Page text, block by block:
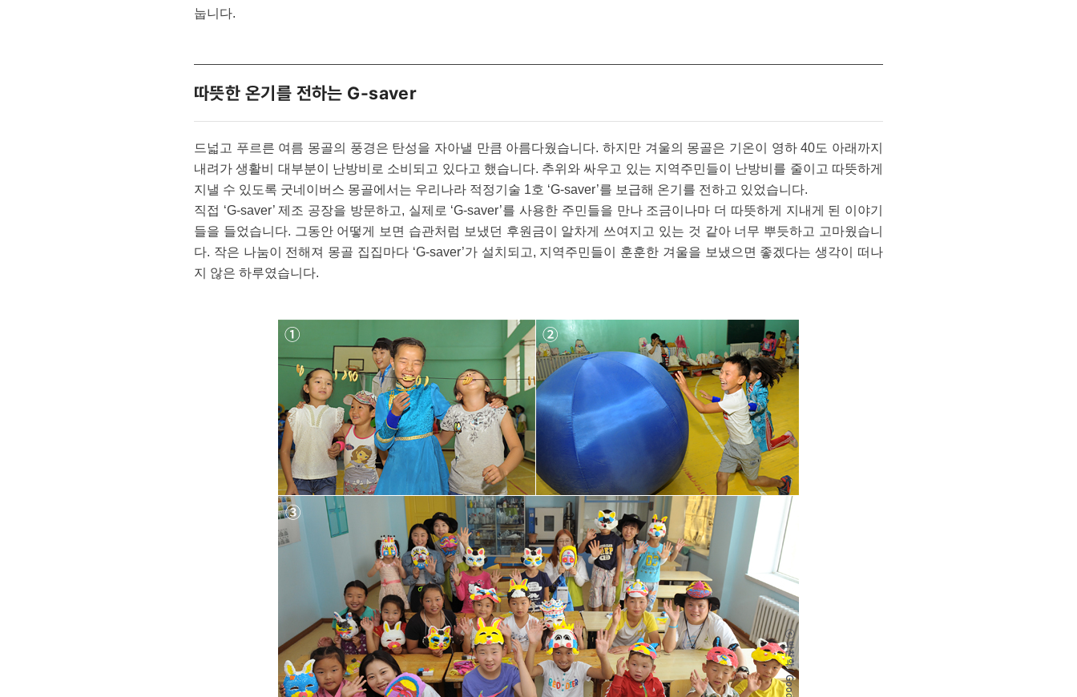
눕니다.
따뜻한 온기를 전하는 G-saver
드넓고 푸르른 여름 몽골의 풍경은 탄성을 자아낼 만큼 아름다웠습니다. 하지만 겨울의 몽골은 기온이 영하 40도 아래까지
내려가 생활비 대부분이 난방비로 소비되고 있다고 했습니다. 추위와 싸우고 있는 지역주민들이 난방비를 줄이고 따뜻하게
지낼 수 있도록 굿네이버스 몽골에서는 우리나라 적정기술 1호 ‘G-saver’를 보급해 온기를 전하고 있었습니다.
직접 ‘G-saver’ 제조 공장을 방문하고, 실제로 ‘G-saver’를 사용한 주민들을 만나 조금이나마 더 따뜻하게 지내게 된 이야기
들을 들었습니다. 그동안 어떻게 보면 습관처럼 보냈던 후원금이 알차게 쓰여지고 있는 것 같아 너무 뿌듯하고 고마웠습니
다. 작은 나눔이 전해져 몽골 집집마다 ‘G-saver’가 설치되고, 지역주민들이 훈훈한 겨울을 보냈으면 좋겠다는 생각이 떠나
지 않은 하루였습니다.